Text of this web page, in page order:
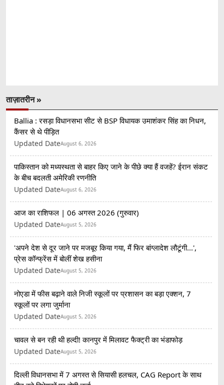
ताज़ातरीन »
Ballia : रसड़ा विधानसभा सीट से BSP विधायक उमाशंकर सिंह का निधन,
कैंसर से थे पीड़ित
Updated DateAugust 6, 2026
पाकिस्तान को मध्यस्थता से बाहर किए जाने के पीछे क्या हैं वजहें? ईरान संकट
के बीच बदलती अमेरिकी रणनीति
Updated DateAugust 6, 2026
आज का राशिफल | 06 अगस्त 2026 (गुरुवार)
Updated DateAugust 5, 2026
'अपने देश से दूर जाने पर मजबूर किया गया, मैं फिर बांग्लादेश लौटूंगी...',
प्रेस कॉन्फ्रेंस में बोलीं शेख हसीना
Updated DateAugust 5, 2026
नोएडा में फीस बढ़ाने वाले निजी स्कूलों पर प्रशासन का बड़ा एक्शन, 7
स्कूलों पर लगा जुर्माना
Updated DateAugust 5, 2026
चावल से बन रही थी हल्दी! कानपुर में मिलावट फैक्ट्री का भंडाफोड़
Updated DateAugust 5, 2026
दिल्ली विधानसभा में 7 अगस्त से सियासी हलचल, CAG Report के साथ